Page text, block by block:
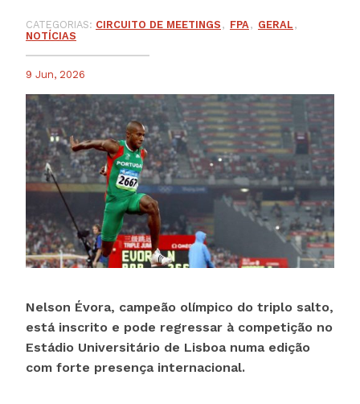
CATEGORIAS: CIRCUITO DE MEETINGS FPA
GERAL
NOTÍCIAS
9 Jun, 2026
Nelson Évora, campeão olímpico do triplo salto,
está inscrito e pode regressar à competição no
Estádio Universitário de Lisboa numa edição
com forte presença internacional.